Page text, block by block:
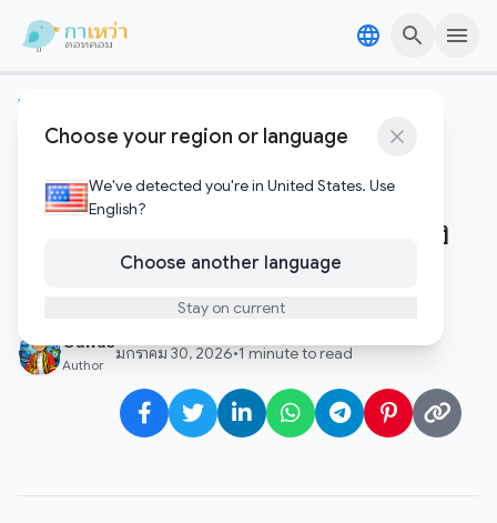
Choose your region or language
We've detected you're in United States. Use
English?
Choose another language
Stay on current
เทคโนโลยีอัพเดต
Apple ปิดดีลยักษ์! ทุ่ม 2 พันล้าน
ดอลลาร์ซื้อ Q.ai สตาร์ทอัพ AI
อิสราเอล เสริมทัพเทคโนโลยีเสียง
และใบหน้า
Gawao
Author
มกราคม 30, 2026•1 minute to read